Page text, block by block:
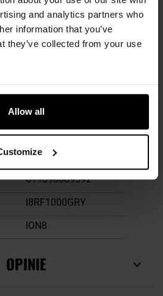
and analytics partners who
information that you’ve
they’ve collected from your use
Allow all
1100 ml
tworzywo sztuczne
Nie
285 mm
174 g
619098089592
I8RF1000GRY
ION8
OPINIE